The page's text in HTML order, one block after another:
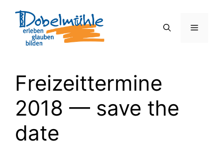
Inhalt
springen
Menü
Freizeittermine
2018 — save the
date